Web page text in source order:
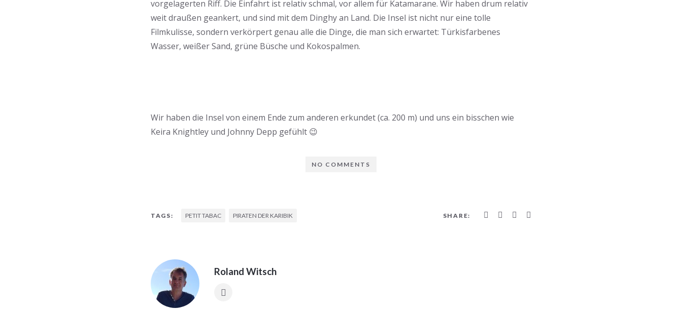
vorgelagerten Riff. Die Einfahrt ist relativ schmal, vor allem für Katamarane. Wir haben drum relativ
weit draußen geankert, und sind mit dem Dinghy an Land. Die Insel ist nicht nur eine tolle
Filmkulisse, sondern verkörpert genau alle die Dinge, die man sich erwartet: Türkisfarbenes
Wasser, weißer Sand, grüne Büsche und Kokospalmen.
Wir haben die Insel von einem Ende zum anderen erkundet (ca. 200 m) und uns ein bisschen wie
Keira Knightley und Johnny Depp gefühlt 😉
NO COMMENTS
TAGS: PETIT TABAC PIRATEN DER KARIBIK SHARE:
Roland Witsch